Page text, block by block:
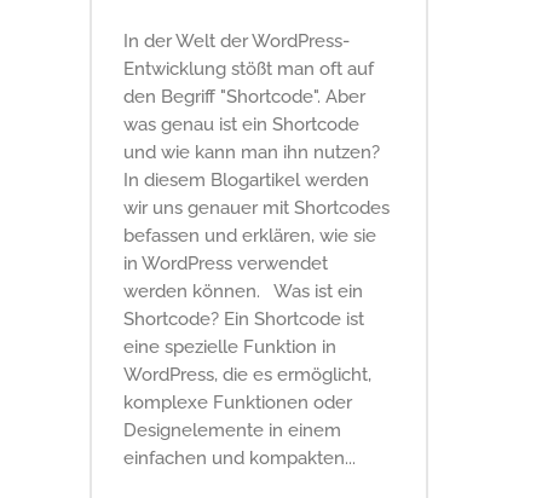
In der Welt der WordPress-
Entwicklung stößt man oft auf
den Begriff "Shortcode". Aber
was genau ist ein Shortcode
und wie kann man ihn nutzen?
In diesem Blogartikel werden
wir uns genauer mit Shortcodes
befassen und erklären, wie sie
in WordPress verwendet
werden können. Was ist ein
Shortcode? Ein Shortcode ist
eine spezielle Funktion in
WordPress, die es ermöglicht,
komplexe Funktionen oder
Designelemente in einem
einfachen und kompakten...